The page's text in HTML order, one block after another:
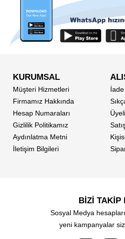
KURUMSAL
Müşteri Hizmetleri
Firmamız Hakkında
Hesap Numaraları
Gizlilik Politikamız
Aydınlatma Metni
İletişim Bilgileri
BİZİ TAKİP
Sosyal Medya
yeni kampanyalar